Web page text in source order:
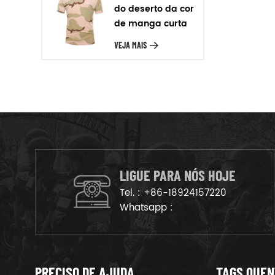
Para o material que temos
poliéster, nylon oxford, para o
couro temos cheio de grãos de
do deserto da cor
de manga curta
T-shirt
VEJA MAIS
LIGUE PARA NÓS HOJE
Tel. : +86-18924157220
Whatsapp :